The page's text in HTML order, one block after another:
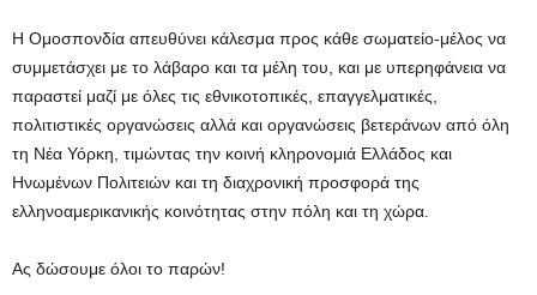
Η Ομοσπονδία απευθύνει κάλεσμα προς κάθε σωματείο-μέλος να
συμμετάσχει με το λάβαρο και τα μέλη του, και με υπερηφάνεια να
παραστεί μαζί με όλες τις εθνικοτοπικές, επαγγελματικές,
πολιτιστικές οργανώσεις αλλά και οργανώσεις βετεράνων από όλη
τη Νέα Υόρκη, τιμώντας την κοινή κληρονομιά Ελλάδος και
Ηνωμένων Πολιτειών και τη διαχρονική προσφορά της
ελληνοαμερικανικής κοινότητας στην πόλη και τη χώρα.
Ας δώσουμε όλοι το παρών!